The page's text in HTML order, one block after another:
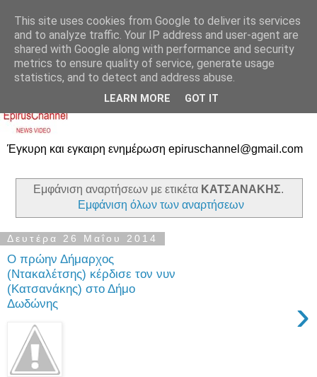
Έγκυρη και εγκαιρη ενημέρωση epiruschannel@gmail.com
Εμφάνιση αναρτήσεων με ετικέτα ΚΑΤΣΑΝΑΚΗΣ.
Εμφάνιση όλων των αναρτήσεων
Δευτέρα 26 Μαΐου 2014
Ο πρώην Δήμαρχος
(Ντακαλέτσης) κέρδισε τον νυν
(Κατσανάκης) στο Δήμο
Δωδώνης
›
This site uses cookies from Google to deliver its services
and to analyze traffic. Your IP address and user-agent are
shared with Google along with performance and security
metrics to ensure quality of service, generate usage
statistics, and to detect and address abuse.
LEARN MORE GOT IT